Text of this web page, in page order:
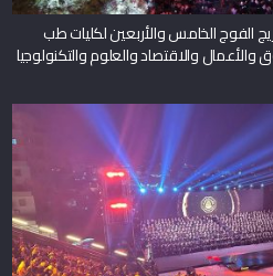
الفوج الخامس والأربعين لكليات طب
والاقتصاد والعلوم والتكنولوجيا